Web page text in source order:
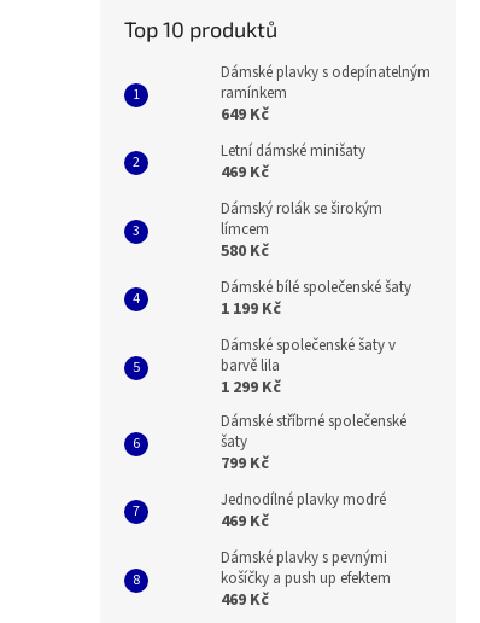
Top 10 produktů
Dámské plavky s odepínatelným
ramínkem
649 Kč
Letní dámské minišaty
469 Kč
Dámský rolák se širokým
límcem
580 Kč
Dámské bílé společenské šaty
1 199 Kč
Dámské společenské šaty v
barvě lila
1 299 Kč
Dámské stříbrné společenské
šaty
799 Kč
Jednodílné plavky modré
469 Kč
Dámské plavky s pevnými
košíčky a push up efektem
469 Kč